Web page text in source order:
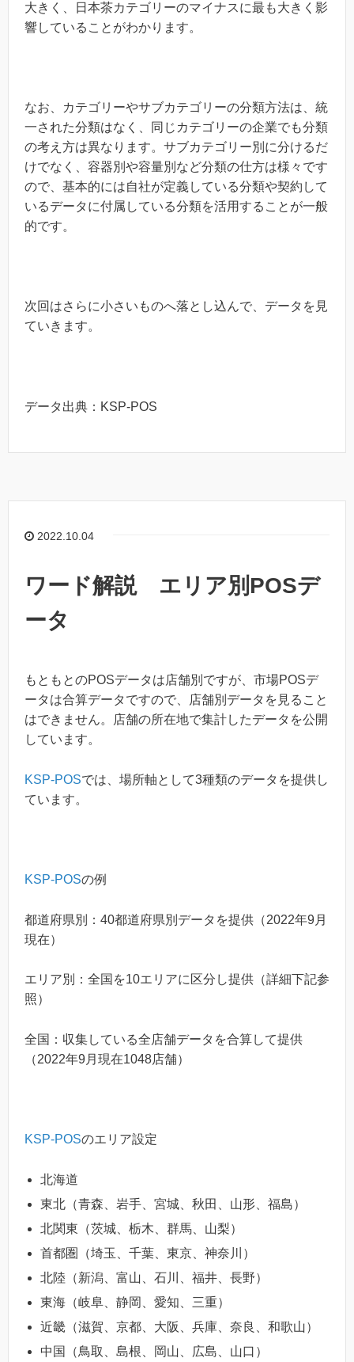
大きく、日本茶カテゴリーのマイナスに最も大きく影
響していることがわかります。
なお、カテゴリーやサブカテゴリーの分類方法は、統
一された分類はなく、同じカテゴリーの企業でも分類
の考え方は異なります。サブカテゴリー別に分けるだ
けでなく、容器別や容量別など分類の仕方は様々です
ので、基本的には自社が定義している分類や契約して
いるデータに付属している分類を活用することが一般
的です。
次回はさらに小さいものへ落とし込んで、データを見
ていきます。
データ出典：KSP-POS
2022.10.04
ワード解説 エリア別POSデ
ータ
もともとのPOSデータは店舗別ですが、市場POSデ
ータは合算データですので、店舗別データを見ること
はできません。店舗の所在地で集計したデータを公開
しています。
KSP-POSでは、場所軸として3種類のデータを提供し
ています。
KSP-POSの例
都道府県別：40都道府県別データを提供（2022年9月
現在）
エリア別：全国を10エリアに区分し提供（詳細下記参
照）
全国：収集している全店舗データを合算して提供
（2022年9月現在1048店舗）
KSP-POSのエリア設定
北海道
東北（青森、岩手、宮城、秋田、山形、福島）
北関東（茨城、栃木、群馬、山梨）
首都圏（埼玉、千葉、東京、神奈川）
北陸（新潟、富山、石川、福井、長野）
東海（岐阜、静岡、愛知、三重）
近畿（滋賀、京都、大阪、兵庫、奈良、和歌山）
中国（鳥取、島根、岡山、広島、山口）